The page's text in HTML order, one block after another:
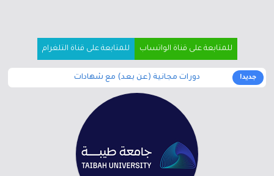
للمتابعة على قناة الواتساب للمتابعة على قناة التلغرام
جديد! دورات مجانية (عن بعد) مع شهادات